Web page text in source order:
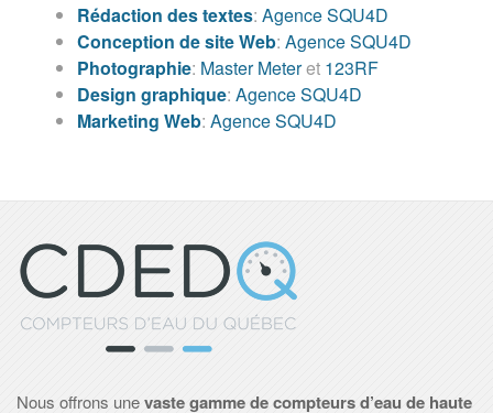
Rédaction des textes: Agence SQU4D
Conception de site Web: Agence SQU4D
Photographie: Master Meteret 123RF
Design graphique: Agence SQU4D
Marketing Web: Agence SQU4D
Nous offrons unevaste gamme de compteurs d’eau de haute